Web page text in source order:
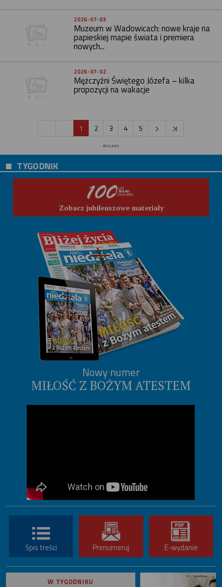
2026-07-03
Muzeum w Wadowicach: nowe kraje na
papieskiej mapie świata i premiera
nowych...
2026-07-02
Mężczyźni Świętego Józefa – kilka
propozycji na wakacje
1 2 3 4 5
REKLAMA
TYGODNIK
Zobacz jubileuszowe materiały
Nowy numer
MIŁOŚĆ Z BOŻYM ATESTEM
Spis treści Prenumeruj E-wydanie
W TYGODNIKU